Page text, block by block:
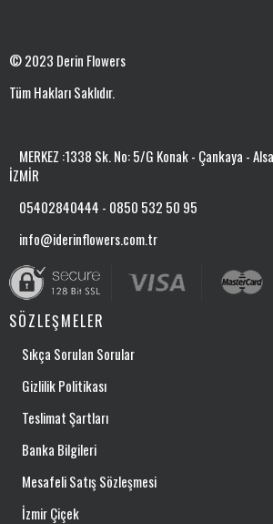
© 2023 Derin Flowers
Tüm Hakları Saklıdır.
MERKEZ :1338 Sk. No: 5/G Konak - Çankaya -
İZMİR
05402840444 - 0850 532 50 95
info@iderinflowers.com.tr
SÖZLEŞMELER
Sıkça Sorulan Sorular
Gizlilik Politikası
Teslimat Şartları
Banka Bilgileri
Mesafeli Satış Sözleşmesi
İzmir Çiçek